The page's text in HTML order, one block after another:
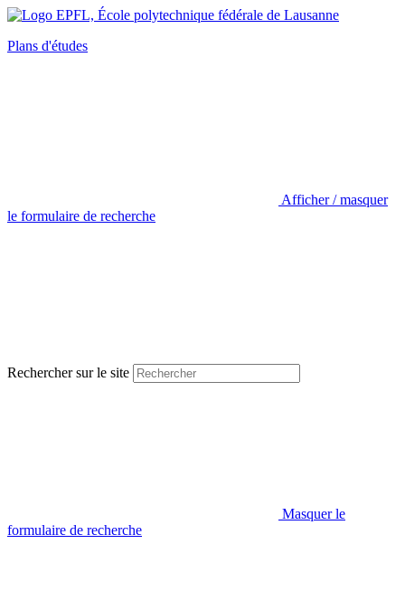
Plans d'études
Afficher / masquer
le formulaire de recherche
Rechercher sur le site
Masquer le
formulaire de recherche